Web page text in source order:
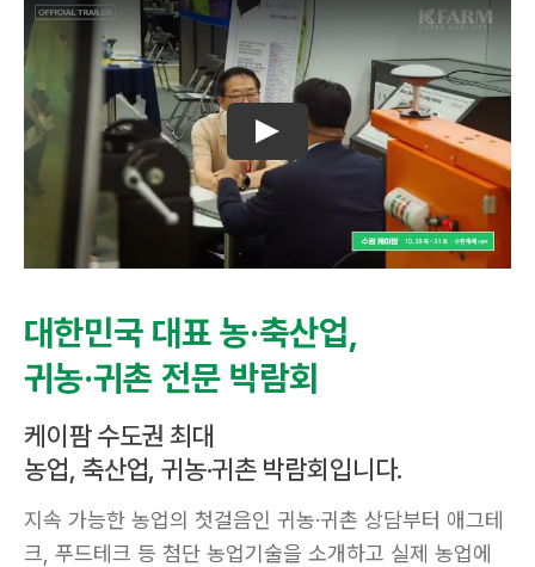
대한민국 대표 농·축산업,
귀농·귀촌 전문 박람회
케이팜 수도권 최대
농업, 축산업, 귀농·귀촌 박람회입니다.
지속 가능한 농업의 첫걸음인 귀농·귀촌 상담부터 애그테
크, 푸드테크 등 첨단 농업기술을 소개하고 실제 농업에